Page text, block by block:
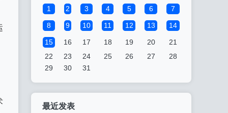
1 2 3 4 5 6 7
8 9 10 11 12 13 14
15 16 17 18 19 20
21
22
23 24 25 26 27
28
29
30 31
最近发表